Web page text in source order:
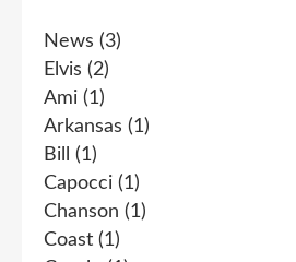
News (3)
Elvis (2)
Ami (1)
Arkansas (1)
Bill
(1)
Capocci (1)
Chanson (1)
Coast (1)